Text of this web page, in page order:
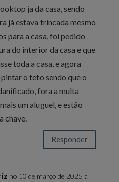
ja da casa, sendo
já estava trincada mesmo
para a casa, foi pedido
do interior da casa e que
toda a casa, e agora
o teto sendo que o
fora a multa
um aluguel, e estão
chave.
Responder
no 10 de março de 2025 a